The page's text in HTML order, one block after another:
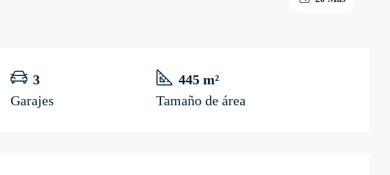
3
Garajes
445 m²
Tamaño de área